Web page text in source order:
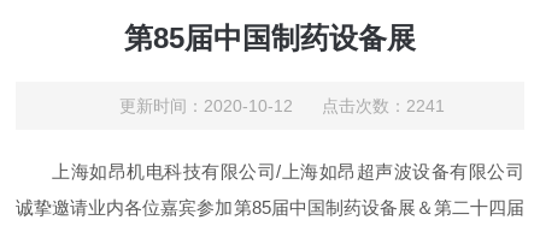
第85届中国制药设备展
更新时间：2020-10-12 点击次数：2241
上海如昂机电科技有限公司/上海如昂超声波设备有限公司
诚挚邀请业内各位嘉宾参加第85届中国制药设备展＆第二十四届